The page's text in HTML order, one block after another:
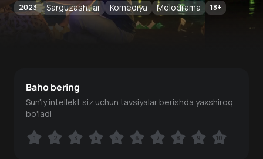
2023 Sarguzashtlar Komediya Melodrama 18+
Baho bering
Sun'iy intellekt siz uchun tavsiyalar berishda yaxshiroq
bo'ladi
1 2 3 4 5 6 7 8 9 10
1 2 3 4 5 6 7 8 9 10